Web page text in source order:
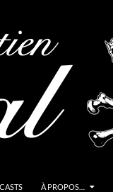
À PROPOS…